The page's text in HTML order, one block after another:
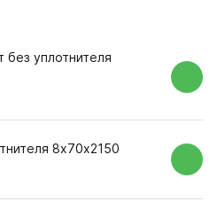
уплотнителя
8х70х2150